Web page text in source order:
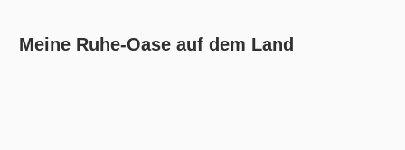
Meine Ruhe-Oase auf dem Land